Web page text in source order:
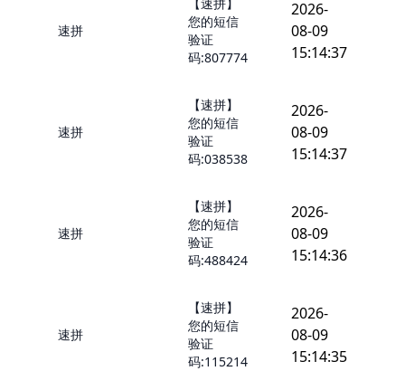
速拼
您的短信
验证
码:807774
2026-
08-09
15:14:37
速拼
【速拼】
您的短信
验证
码:038538
2026-
08-09
15:14:37
速拼
【速拼】
您的短信
验证
码:488424
2026-
08-09
15:14:36
速拼
【速拼】
您的短信
验证
码:115214
2026-
08-09
15:14:35